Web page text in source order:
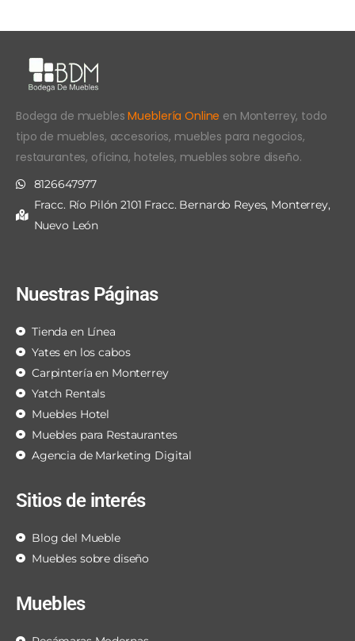
Bodega de mueblesMueblería Online en Monterrey, todo
tipo de muebles, accesorios, muebles para negocios,
restaurantes, oficina, hoteles, muebles sobre diseño.
8126647977
Fracc. Río Pilón 2101 Fracc. Bernardo Reyes, Monterrey,
Nuevo León
Nuestras Páginas
Tienda en Línea
Yates en los cabos
Carpintería en Monterrey
Yatch Rentals
Muebles Hotel
Muebles para Restaurantes
Agencia de Marketing Digital
Sitios de interés
Blog del Mueble
Muebles sobre diseño
Muebles